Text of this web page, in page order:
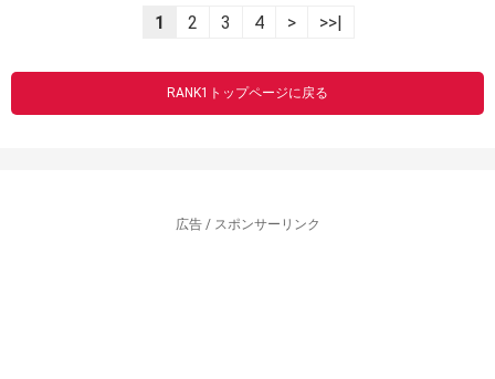
1 2 3 4 > >>|
RANK1トップページに戻る
広告 / スポンサーリンク